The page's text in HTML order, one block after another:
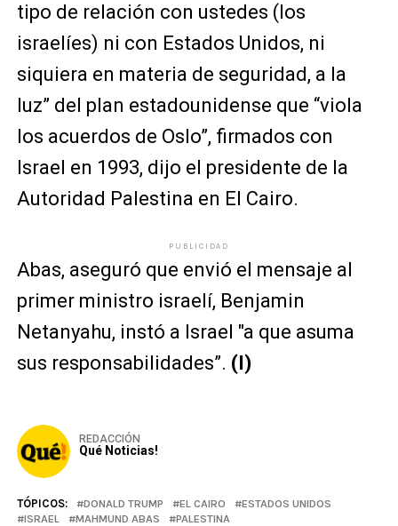
tipo de relación con ustedes (los
israelíes) ni con Estados Unidos, ni
siquiera en materia de seguridad, a la
luz” del plan estadounidense que “viola
los acuerdos de Oslo”, firmados con
Israel en 1993, dijo el presidente de la
Autoridad Palestina en El Cairo.
PUBLICIDAD
Abas, aseguró que envió el mensaje al
primer ministro israelí, Benjamin
Netanyahu, instó a Israel "a que asuma
sus responsabilidades”. (I)
REDACCIÓN
Qué Noticias!
TÓPICOS: DONALD TRUMP EL CAIRO
ESTADOS UNIDOS
ISRAEL
MAHMUND ABAS
PALESTINA